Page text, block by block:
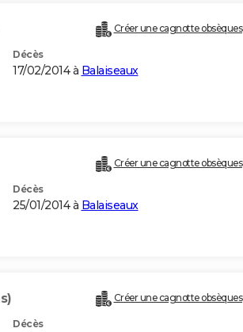
Créer une cagnotte obsèques
Décès
17/02/2014 à Balaiseaux
Créer une cagnotte obsèques
Décès
25/01/2014 à Balaiseaux
Créer une cagnotte obsèques
Décès